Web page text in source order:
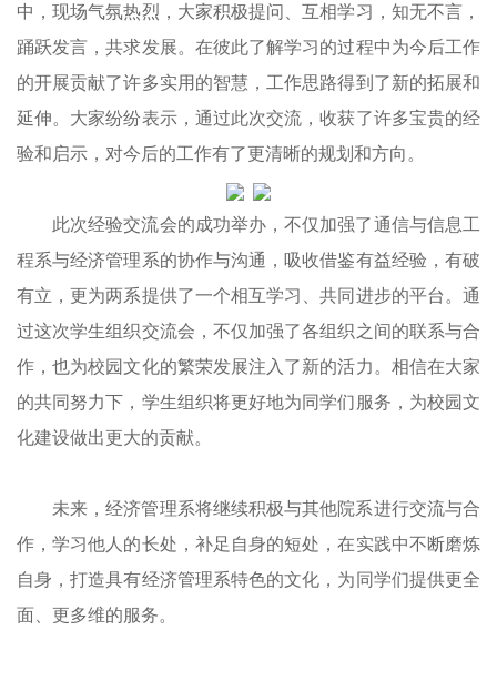
中，现场气氛热烈，大家积极提问、互相学习，知无不言，
踊跃发言，共求发展。在彼此了解学习的过程中为今后工作
的开展贡献了许多实用的智慧，工作思路得到了新的拓展和
延伸。大家纷纷表示，通过此次交流，收获了许多宝贵的经
验和启示，对今后的工作有了更清晰的规划和方向。
此次经验交流会的成功举办，不仅加强了通信与信息工
程系与经济管理系的协作与沟通，吸收借鉴有益经验，有破
有立，更为两系提供了一个相互学习、共同进步的平台。通
过这次学生组织交流会，不仅加强了各组织之间的联系与合
作，也为校园文化的繁荣发展注入了新的活力。相信在大家
的共同努力下，学生组织将更好地为同学们服务，为校园文
化建设做出更大的贡献。
未来，经济管理系将继续积极与其他院系进行交流与合
作，学习他人的长处，补足自身的短处，在实践中不断磨炼
自身，打造具有经济管理系特色的文化，为同学们提供更全
面、更多维的服务。